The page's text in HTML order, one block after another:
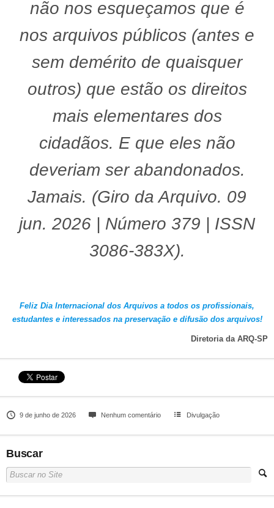
não nos esqueçamos que é
nos arquivos públicos (antes e
sem demérito de quaisquer
outros) que estão os direitos
mais elementares dos
cidadãos. E que eles não
deveriam ser abandonados.
Jamais. (Giro da Arquivo. 09
jun. 2026 | Número 379 | ISSN
3086-383X).
Feliz Dia Internacional dos Arquivos a todos os profissionais,
estudantes e interessados na preservação e difusão dos arquivos!
Diretoria da ARQ-SP
9 de junho de 2026 Nenhum comentário Divulgação
Buscar